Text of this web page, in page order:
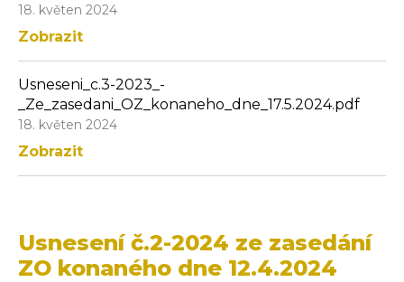
18. květen 2024
Zobrazit
Usneseni_c.3-2023_-
_Ze_zasedani_OZ_konaneho_dne_17.5.2024.pdf
18. květen 2024
Zobrazit
Usnesení č.2-2024 ze zasedání
ZO konaného dne 12.4.2024